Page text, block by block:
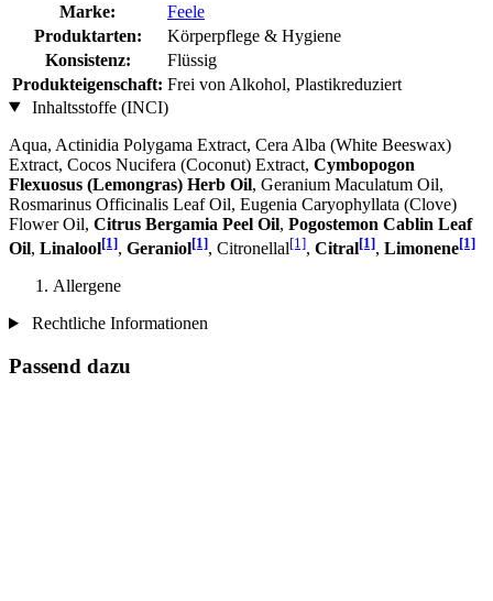
Marke:
Feele
Produktarten:
Körperpflege & Hygiene
Konsistenz:
Flüssig
Produkteigenschaft: Frei von Alkohol, Plastikreduziert
Inhaltsstoffe (INCI)
Aqua, Actinidia Polygama Extract, Cera Alba (White Beeswax)
Extract, Cocos Nucifera (Coconut) Extract, Cymbopogon
Flexuosus (Lemongras) Herb Oil, Geranium Maculatum Oil,
Rosmarinus Officinalis Leaf Oil, Eugenia Caryophyllata (Clove)
Flower Oil, Citrus Bergamia Peel Oil, Pogostemon Cablin Leaf
Oil, Linalool[1], Geraniol[1], Citronellal[1], Citral[1], Limonene[1]
Allergene
Rechtliche Informationen
Passend dazu